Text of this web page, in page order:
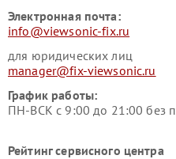
Электронная почта:
info@viewsonic-fix.ru
для юридических лиц
manager@fix-viewsonic.ru
График работы:
ПН-ВСК с 9:00 до 21:00 без
Рейтинг сервисного центра